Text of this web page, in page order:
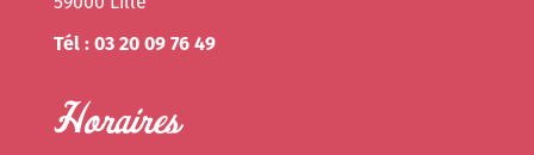
Tél : 03 20 09 76 49
Horaires